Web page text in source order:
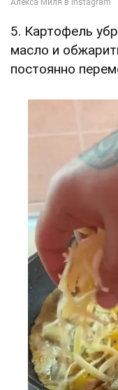
5. Картофель
масло и
постоянно